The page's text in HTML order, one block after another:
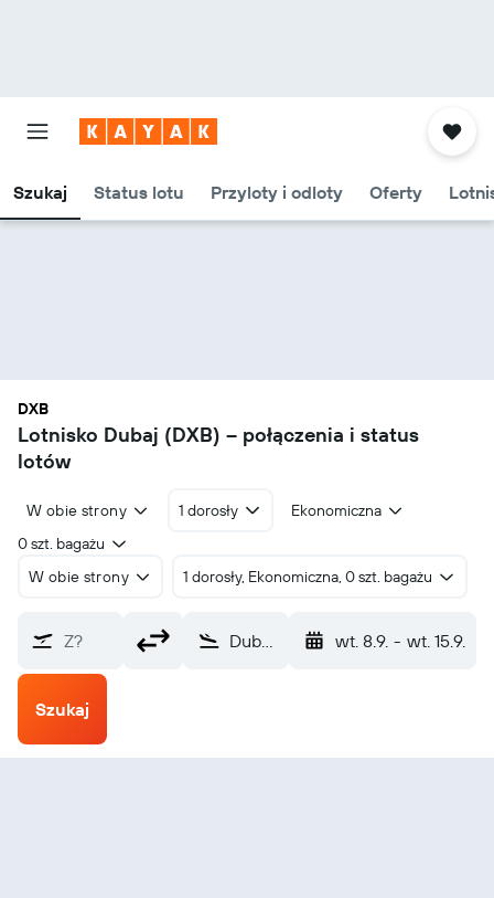
Szukaj Status lotu Przyloty i odloty Oferty
DXB
Lotnisko Dubaj (DXB) – połączenia i status
lotów
W obie strony 1 dorosły
Ekonomiczna
0 szt. bagażu
W obie strony
1 dorosły, Ekonomiczna, 0 szt. bagażu
Z? Dubaj (DXB) wt. 8.9. - wt. 15.9.
Szukaj